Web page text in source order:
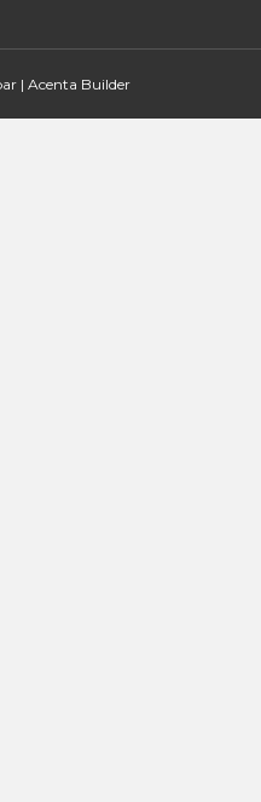
| Acenta Builder